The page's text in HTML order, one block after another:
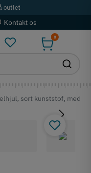
outlet
Kontakt os
0
sort kunststof, med